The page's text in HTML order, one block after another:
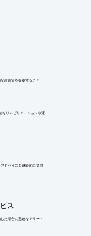
改善策を提案すること
なリハビリテーションや運
ドバイスを継続的に提供
ス
た場合に迅速なアラート